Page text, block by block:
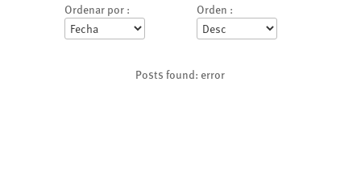
Ordenar por : Orden :
Posts found: error